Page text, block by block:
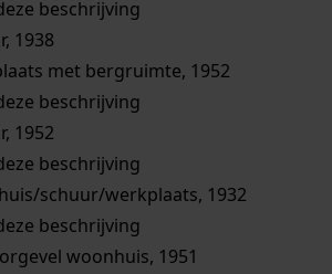
beschrijving
1938
met bergruimte, 1952
beschrijving
1952
beschrijving
schuur/werkplaats, 1932
beschrijving
woonhuis, 1951